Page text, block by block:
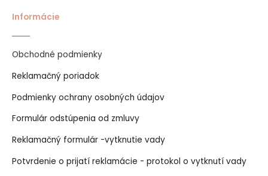
Informácie
Obchodné podmienky
Reklamačný poriadok
Podmienky ochrany osobných údajov
Formulár odstúpenia od zmluvy
Reklamačný formulár -vytknutie vady
Potvrdenie o prijatí reklamácie - protokol o vytknutí vady